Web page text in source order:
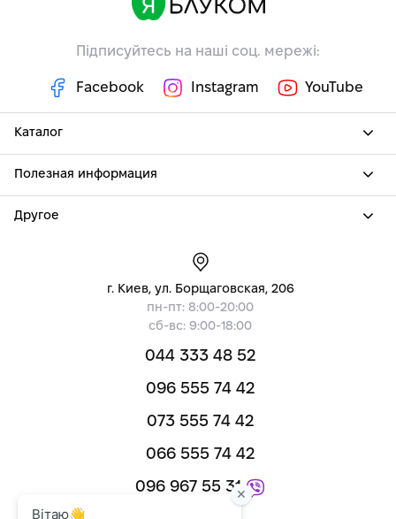
Підписуйтесь на наші соц. мережі:
Facebook Instagram YouTube
Каталог
Полезная информация
Другое
г. Киев, ул. Борщаговская, 206
пн-пт: 8:00-20:00
сб-вс: 9:00-18:00
044 333 48 52
096 555 74 42
073 555 74 42
066 555 74 42
096 967 55 31